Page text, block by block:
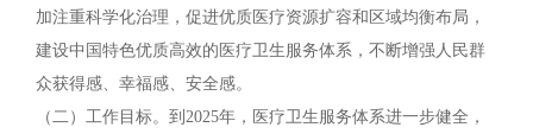
加注重科学化治理，促进优质医疗资源扩容和区域均衡布局，
建设中国特色优质高效的医疗卫生服务体系，不断增强人民群
众获得感、幸福感、安全感。
（二）工作目标。到2025年，医疗卫生服务体系进一步健全，